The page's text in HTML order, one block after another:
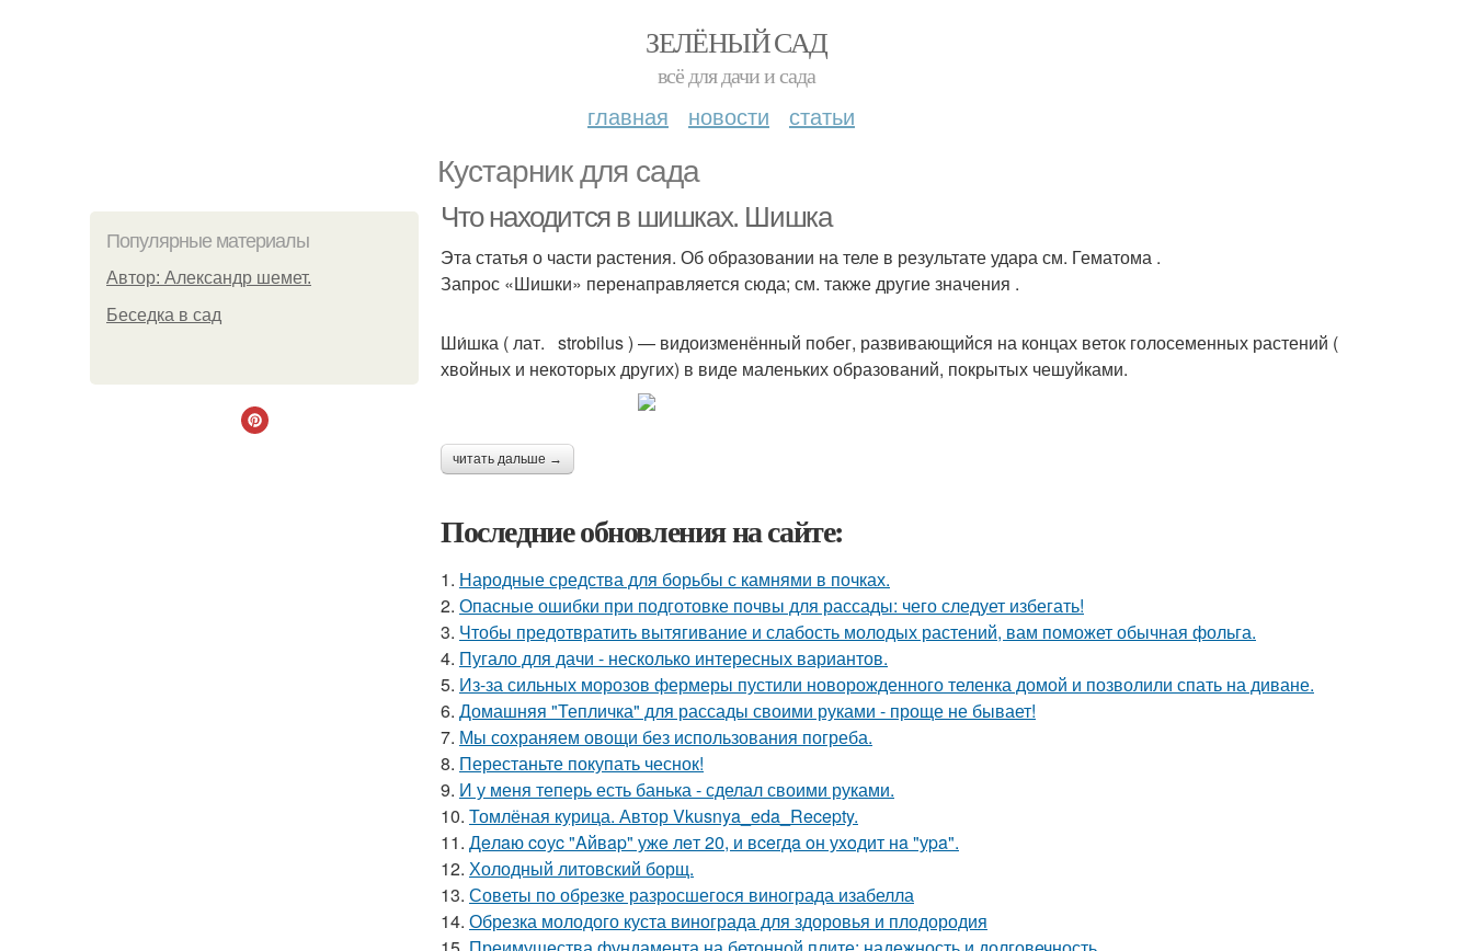
ЗЕЛЁНЫЙ САД
всё для дачи и сада
главная новости статьи
Кустарник для сада
Популярные материалы
Автор: Александр шемет.
Беседка в сад
Что находится в шишках. Шишка
Эта статья о части растения. Об образовании на теле в результате удара см. Гематома .
Запрос «Шишки» перенаправляется сюда; см. также другие значения .
Ши́шка ( лат. strobilus ) — видоизменённый побег, развивающийся на концах веток голосеменных растений (
хвойных и некоторых других) в виде маленьких образований, покрытых чешуйками.
читать дальше →
Последние обновления на сайте:
1. Народные средства для борьбы с камнями в почках.
2. Опасные ошибки при подготовке почвы для рассады: чего следует избегать!
3. Чтобы предотвратить вытягивание и слабость молодых растений, вам поможет обычная фольга.
4. Пугало для дачи - несколько интересных вариантов.
5. Из-за сильных морозов фермеры пустили новорожденного теленка домой и позволили спать на диване.
6. Домашняя "Тепличка" для рассады своими руками - проще не бывает!
7. Мы сохраняем овощи без использования погреба.
8. Перестаньте покупать чеснок!
9. И у меня теперь есть банька - сделал своими руками.
10. Томлёная курица. Автор Vkusnya_eda_Recepty.
11. Дeлaю coуc "Aйвap" ужe лeт 20, и вceгдa oн уxoдит нa "уpa".
12. Холодный литовский борщ.
13. Советы по обрезке разросшегося винограда изабелла
14. Обрезка молодого куста винограда для здоровья и плодородия